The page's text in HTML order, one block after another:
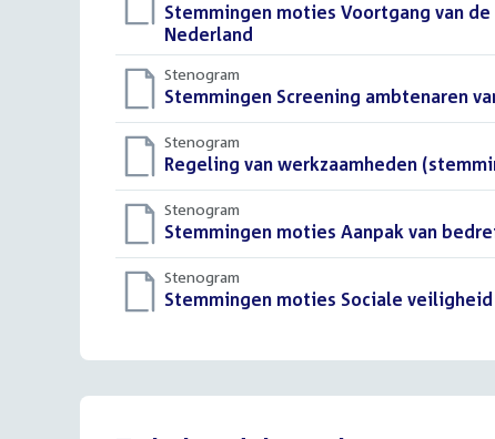
Download
bestand:
Stemmingen moties Voortgang van
Nederland
Stenogram
Download
bestand:
Stemmingen Screening ambtenaren
Stenogram
Download
bestand:
Regeling van werkzaamheden
Stenogram
Download
bestand:
Stemmingen moties Aanpak van
Stenogram
Download
Stemmingen moties Sociale